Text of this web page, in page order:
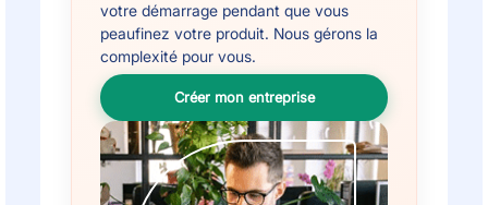
votre démarrage pendant que vous
peaufinez votre produit. Nous gérons la
complexité pour vous.
Créer mon entreprise